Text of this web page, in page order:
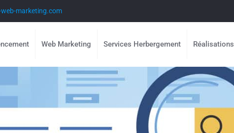
marketing.com
Web Marketing Services Herbergement Réalisations